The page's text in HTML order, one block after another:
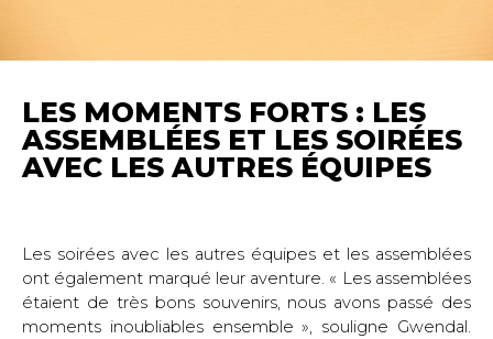
LES MOMENTS FORTS : LES
ASSEMBLÉES ET LES SOIRÉES
AVEC LES AUTRES ÉQUIPES
Les soirées avec les autres équipes et les assemblées
ont également marqué leur aventure. « Les assemblées
étaient de très bons souvenirs, nous avons passé des
moments inoubliables ensemble », souligne Gwendal.